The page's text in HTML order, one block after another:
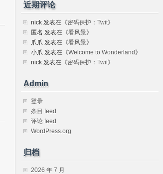
近期评论
nick 发表在《密码保护：Twit》
匿名 发表在《看风景》
爪爪 发表在《看风景》
小爪 发表在《Welcome to Wonderland 》
nick 发表在《密码保护：Twit》
Admin
登录
条目 feed
评论 feed
WordPress.org
归档
2026 年 7 月